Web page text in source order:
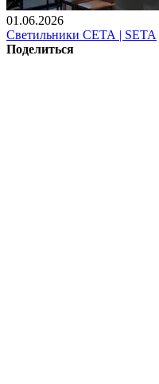
01.06.2026
Светильники СЕТА | SETA
Поделиться